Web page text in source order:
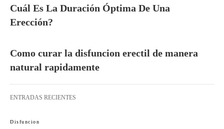
Cuál Es La Duración Óptima De Una
Erección?
Como curar la disfuncion erectil de manera
natural rapidamente
ENTRADAS RECIENTES
Disfuncion